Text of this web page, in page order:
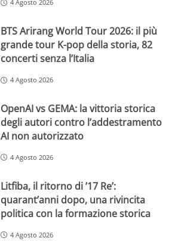
4 Agosto 2026
BTS Arirang World Tour 2026: il più
grande tour K-pop della storia, 82
concerti senza l’Italia
4 Agosto 2026
OpenAI vs GEMA: la vittoria storica
degli autori contro l’addestramento
AI non autorizzato
4 Agosto 2026
Litfiba, il ritorno di ’17 Re’:
quarant’anni dopo, una rivincita
politica con la formazione storica
4 Agosto 2026